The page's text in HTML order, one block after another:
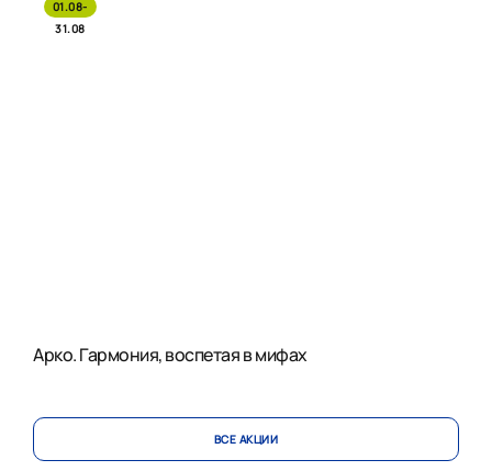
01.08-
31.08
Арко. Гармония, воспетая в мифах
ВСЕ АКЦИИ